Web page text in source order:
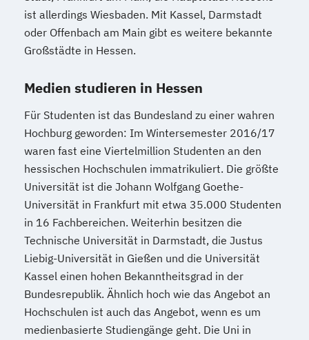
ist allerdings Wiesbaden. Mit Kassel, Darmstadt
oder Offenbach am Main gibt es weitere bekannte
Großstädte in Hessen.
Medien studieren in Hessen
Für Studenten ist das Bundesland zu einer wahren
Hochburg geworden: Im Wintersemester 2016/17
waren fast eine Viertelmillion Studenten an den
hessischen Hochschulen immatrikuliert. Die größte
Universität ist die Johann Wolfgang Goethe-
Universität in Frankfurt mit etwa 35.000 Studenten
in 16 Fachbereichen. Weiterhin besitzen die
Technische Universität in Darmstadt, die Justus
Liebig-Universität in Gießen und die Universität
Kassel einen hohen Bekanntheitsgrad in der
Bundesrepublik. Ähnlich hoch wie das Angebot an
Hochschulen ist auch das Angebot, wenn es um
medienbasierte Studiengänge geht. Die Uni in